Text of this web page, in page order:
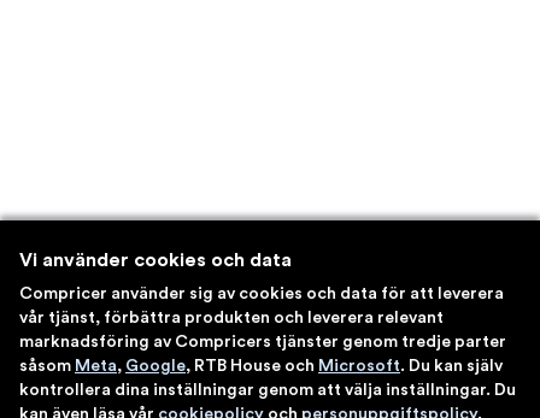
Vi använder cookies och data
Compricer använder sig av cookies och data för att leverera
vår tjänst, förbättra produkten och leverera relevant
marknadsföring av Compricers tjänster genom tredje parter
såsom Meta, Google, RTB House och Microsoft. Du kan själv
kontrollera dina inställningar genom att välja inställningar. Du
kan även läsa vår cookiepolicy och personuppgiftspolicy.